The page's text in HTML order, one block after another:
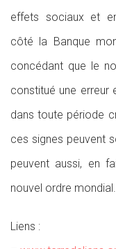
effets sociaux et
côté la Banque
concédant que le
constitué une erreur
dans toute période
ces signes peuvent
peuvent aussi, en
nouvel ordre
Liens :